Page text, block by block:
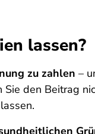
lassen?
zu zahlen –
den Beitrag